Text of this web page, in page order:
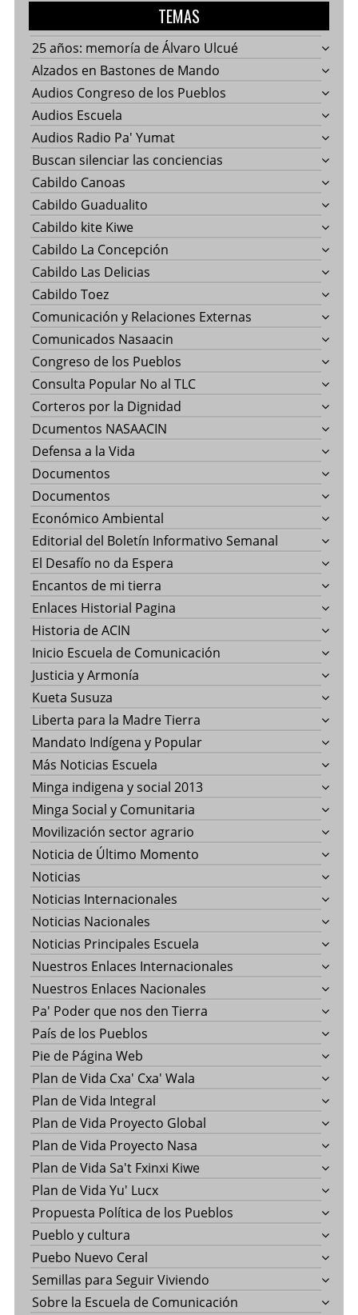
TEMAS
25 años: memoría de Álvaro Ulcué
Alzados en Bastones de Mando
Audios Congreso de los Pueblos
Audios Escuela
Audios Radio Pa' Yumat
Buscan silenciar las conciencias
Cabildo Canoas
Cabildo Guadualito
Cabildo kite Kiwe
Cabildo La Concepción
Cabildo Las Delicias
Cabildo Toez
Comunicación y Relaciones Externas
Comunicados Nasaacin
Congreso de los Pueblos
Consulta Popular No al TLC
Corteros por la Dignidad
Dcumentos NASAACIN
Defensa a la Vida
Documentos
Documentos
Económico Ambiental
Editorial del Boletín Informativo Semanal
El Desafío no da Espera
Encantos de mi tierra
Enlaces Historial Pagina
Historia de ACIN
Inicio Escuela de Comunicación
Justicia y Armonía
Kueta Susuza
Liberta para la Madre Tierra
Mandato Indígena y Popular
Más Noticias Escuela
Minga indigena y social 2013
Minga Social y Comunitaria
Movilización sector agrario
Noticia de Último Momento
Noticias
Noticias Internacionales
Noticias Nacionales
Noticias Principales Escuela
Nuestros Enlaces Internacionales
Nuestros Enlaces Nacionales
Pa' Poder que nos den Tierra
País de los Pueblos
Pie de Página Web
Plan de Vida Cxa' Cxa' Wala
Plan de Vida Integral
Plan de Vida Proyecto Global
Plan de Vida Proyecto Nasa
Plan de Vida Sa't Fxinxi Kiwe
Plan de Vida Yu' Lucx
Propuesta Política de los Pueblos
Pueblo y cultura
Puebo Nuevo Ceral
Semillas para Seguir Viviendo
Sobre la Escuela de Comunicación